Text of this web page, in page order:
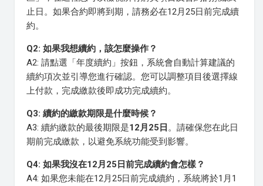
止日。如果合約即將到期，請務必在12月25日前完成續
約。
Q2: 如果我想續約，該怎麼操作？
A2: 請點選「年度續約」按鈕，系統會自動計算建議的
續約項次並引導您進行確認。您可以調整項目後選擇線
上付款，完成繳款後即成功完成續約。
Q3: 續約的繳款期限是什麼時候？
A3: 續約繳款的最後期限是12月25日 。請確保您在此日
期前完成繳款，以避免系統功能受到影響。
Q4: 如果我沒在12月25日前完成續約會怎樣？
A4: 如果您未能在12月25日前完成續約，系統將於1月1